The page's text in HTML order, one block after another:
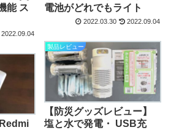
能 ス
2022.09.04
電池がどれでもライト
2022.03.30 2022.09.04
製品レビュー
【防災グッズレビュー】
塩と水で発電・ USB充